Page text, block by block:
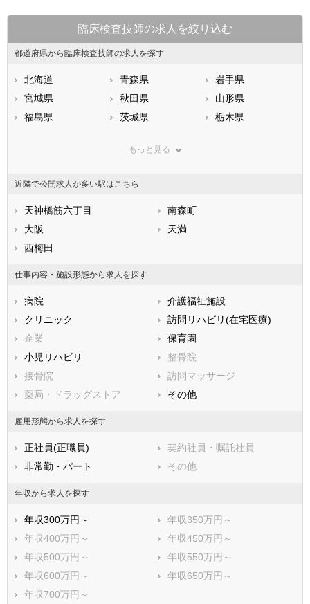
臨床検査技師の求人を絞り込む
都道府県から臨床検査技師の求人を探す
北海道 青森県
岩手県
宮城県
秋田県
山形県
福島県
茨城県
栃木県
神奈川県
石川県
福井県
静岡県
滋賀県
兵庫県
香川県
高知県
福岡県
長崎県
熊本県
鹿児島県
もっと見る
近隣で公開求人が多い駅はこちら
天神橋筋六丁目
南森町
大阪
天満
西梅田
仕事内容・施設形態から求人を探す
病院
介護福祉施設
クリニック
訪問リハビリ(在宅医療)
企業
保育園
小児リハビリ
整骨院
接骨院
訪問マッサージ
薬局・ドラッグストア
その他
雇用形態から求人を探す
正社員(正職員)
契約社員・嘱託社員
非常勤・パート
その他
年収から求人を探す
年収300万円～
年収350万円～
年収400万円～
年収450万円～
年収500万円～
年収550万円～
年収600万円～
年収650万円～
年収700万円～